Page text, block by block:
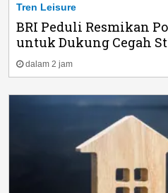
Tren Leisure
BRI Peduli Resmikan
untuk Dukung Cegah
dalam 2 jam